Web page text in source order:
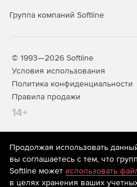
Группа компаний Softline
© 1993—2026 Softline
Условия использования
Политика конфиденциальности
Правила продажи
14+
На информационном ресурсе
рекомендательные технологии
предоставления информации на
систематизации и анализа
Продолжая использовать
вы соглашаетесь с тем, что
Softline может использовать
в целях хранения ваших